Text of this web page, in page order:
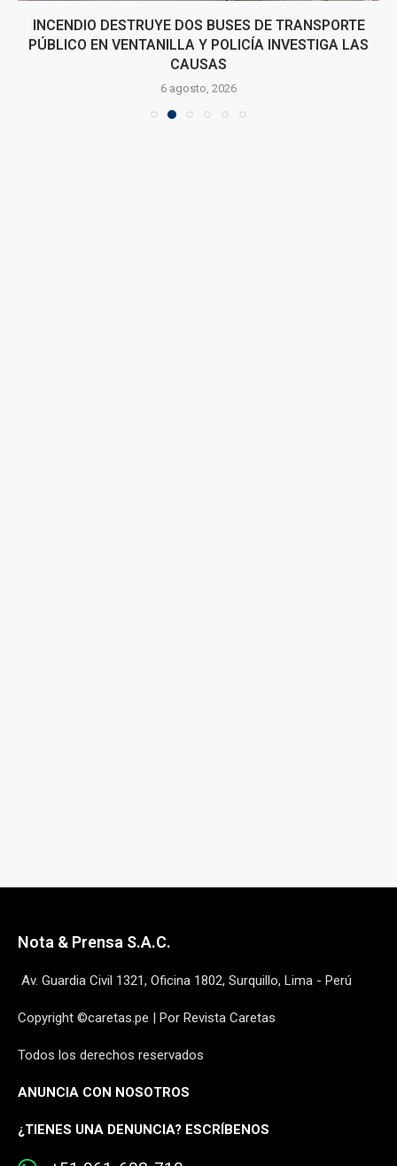
INCENDIO DESTRUYE DOS BUSES DE TRANSPORTE
PÚBLICO EN VENTANILLA Y POLICÍA INVESTIGA LAS
CAUSAS
6 agosto, 2026
Nota & Prensa S.A.C.
Av. Guardia Civil 1321, Oficina 1802, Surquillo, Lima - Perú
Copyright ©caretas.pe | Por Revista Caretas
Todos los derechos reservados
ANUNCIA CON NOSOTROS
¿TIENES UNA DENUNCIA? ESCRÍBENOS